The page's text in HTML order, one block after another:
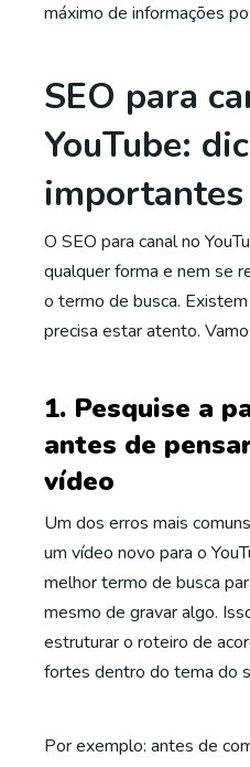
máximo de informações
SEO para
YouTube:
importantes
O SEO para canal no
qualquer forma e nem se
o termo de busca.
precisa estar atento.
1. Pesquise a
antes de
vídeo
Um dos erros mais
um vídeo novo para o
melhor termo de busca
mesmo de gravar algo.
estruturar o roteiro de
fortes dentro do tema do
Por exemplo: antes de